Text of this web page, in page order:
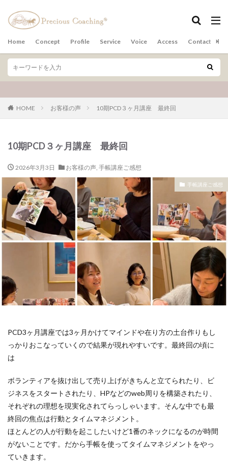
Home Concept Profile Service Voice Access Contact
HOME お客様の声 10期PCD３ヶ月講座 最終回
10期PCD３ヶ月講座 最終回
2026年3月3日 お客様の声, 手帳講座ご感想
手帳講座ご感想
PCD3ヶ月講座では3ヶ月かけてマインドや在り方の土台作りもし
っかりおこなっていくので結果が現れやすいです。最終回の頃に
は
ボランティアを抜け出して売り上げがきちんと立てられたり、
ビ
ジネスをスタートされたり、 HPなどのweb周りを構築されたり、
それぞれの理想を現実化されてらっしゃいます。そんな中でも最
終回の焦点は行動とタイムマネジメント。
ほとんどの人が行動を起こしたいけど1番のネックになるのが時間
がないことです。 だから手帳を使ってタイムマネジメントをやっ
ていきます。